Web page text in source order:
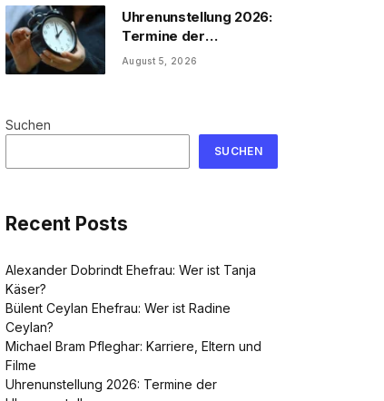
Uhrenunstellung 2026:
Termine der
Uhrenumstellung
August 5, 2026
Suchen
SUCHEN
Recent Posts
Alexander Dobrindt Ehefrau: Wer ist Tanja
Käser?
Bülent Ceylan Ehefrau: Wer ist Radine
Ceylan?
Michael Bram Pfleghar: Karriere, Eltern und
Filme
Uhrenunstellung 2026: Termine der